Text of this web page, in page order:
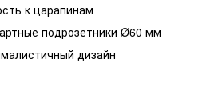
к царапинам
подрозетники Ø60 мм
дизайн